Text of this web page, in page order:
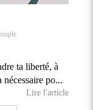
ta liberté, à
nécessaire po...
Lire l'article